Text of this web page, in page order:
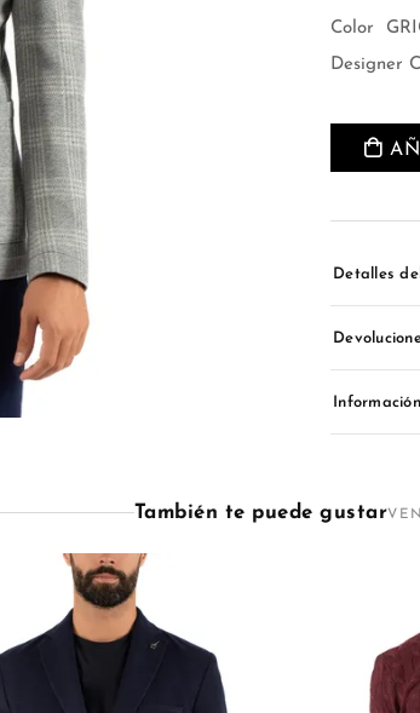
Color
Designer
Detalles
También te puede gustar